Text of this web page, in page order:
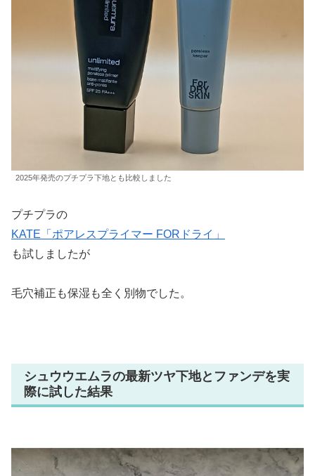
2025年発売のプチプラ下地とも比較しました
プチプラの
KATE「ポアレスプライマー FORドライ」
も試しましたが
毛穴補正も保湿も全く別物でした。
シュウウエムラの最新ツヤ下地とファンデを実
際に試した結果